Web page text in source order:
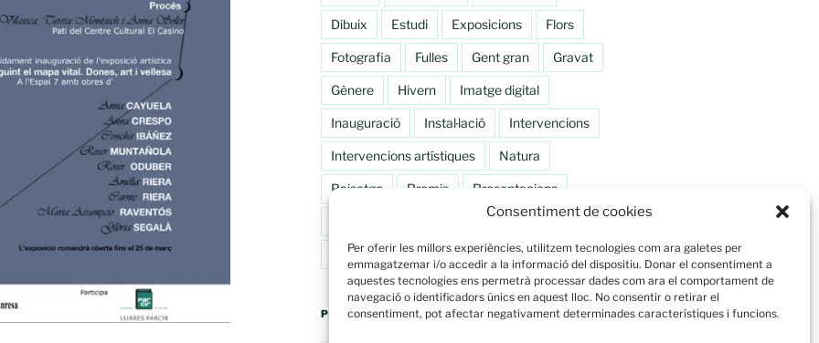
Consentiment de cookies
Per oferir les millors experiències, utilitzem tecnologies com ara galetes per
emmagatzemar i/o accedir a la informació del dispositiu. Donar el consentiment a
aquestes tecnologies ens permetrà processar dades com ara el comportament de
navegació o identificadors únics en aquest lloc. No consentir o retirar el
consentiment, pot afectar negativament determinades característiques i funcions.
Dibuix Estudi Exposicions Flors
Fotografia Fulles Gent gran Gravat
Gènere Hivern Imatge digital
Inauguració Instal·lació Intervencions
Intervencions artístiques Natura
Paisatge Premis Presentacions
Tardor Viatge
Vi_suals
POLÍTIQUES